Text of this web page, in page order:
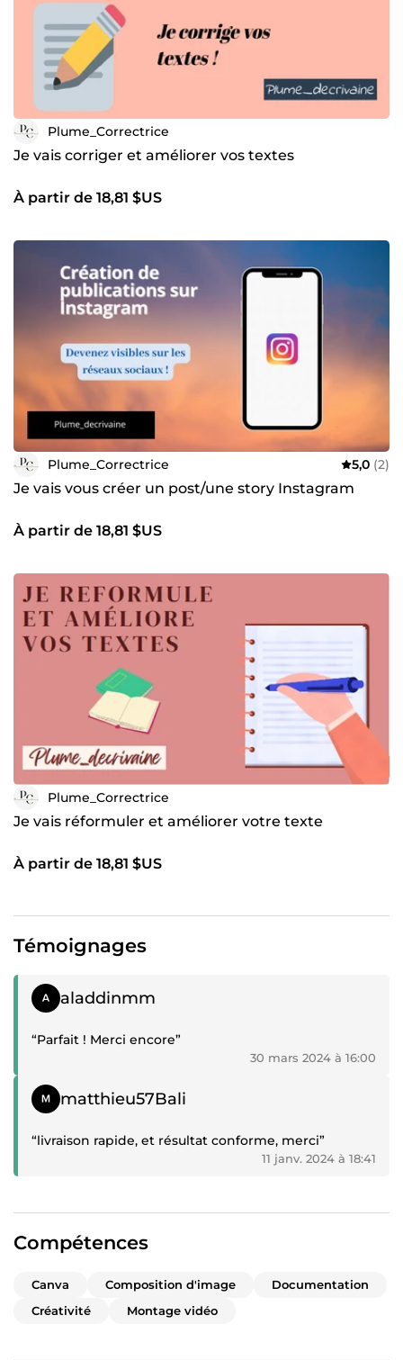
Plume_Correctrice
Je vais corriger et améliorer vos textes
À partir de 18,81 $US
Plume_Correctrice 5,0 (2)
Je vais vous créer un post/une story Instagram
À partir de 18,81 $US
Plume_Correctrice
Je vais réformuler et améliorer votre texte
À partir de 18,81 $US
Témoignages
Témoignage positif
aladdinmm
“Parfait ! Merci encore”
30 mars 2024 à 16:00
Témoignage positif
matthieu57Bali
“livraison rapide, et résultat conforme, merci”
11 janv. 2024 à 18:41
Compétences
Canva Composition d'image
Documentation
Créativité
Montage vidéo